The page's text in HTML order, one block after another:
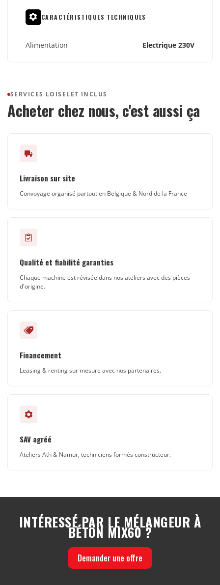
CARACTÉRISTIQUES TECHNIQUES
Alimentation Electrique 230V
SERVICES LOISELET INCLUS
Acheter chez nous, c'est aussi ça
Livraison sur site
Convoyage organisé partout en Belgique & Nord de la France
Qualité et fiabilité garanties
Chaque machine est révisée dans nos ateliers avec des pièces
d'origine.
Financement
Leasing & renting sur mesure avec nos partenaires.
SAV agréé
Ateliers Ath & Namur, techniciens formés constructeur.
INTÉRESSÉ PAR LE MÉLANGEUR À
BÉTON MIX60 ?
Demander une offre